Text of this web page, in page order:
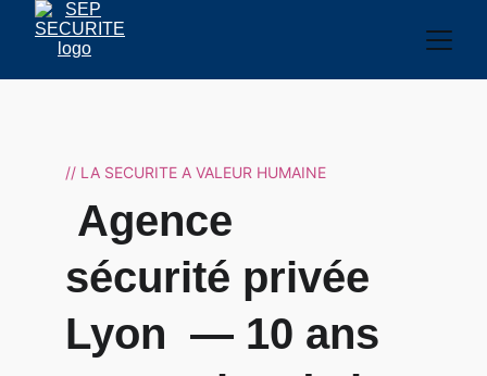
sécurité privée
Lyon  — 10 ans
// LA SECURITE A VALEUR HUMAINE